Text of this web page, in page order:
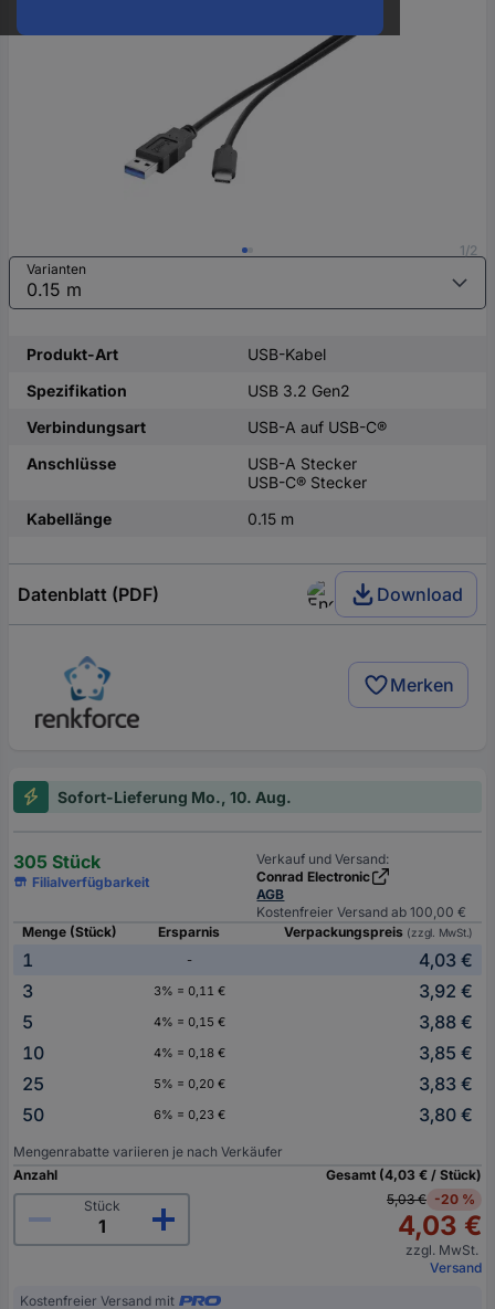
1/2
Varianten
Produkt-Art
USB-Kabel
Spezifikation
USB 3.2 Gen2
Verbindungsart
USB-A auf USB-C®
Anschlüsse
USB-A Stecker
USB-C® Stecker
Kabellänge
0.15 m
Datenblatt (PDF) Download
Merken
Sofort-Lieferung Mo., 10. Aug.
305 Stück
Filialverfügbarkeit
Verkauf und Versand:
Conrad Electronic
AGB
Kostenfreier Versand ab 100,00 €
Menge (Stück)
Ersparnis Verpackungspreis (zzgl. MwSt.)
1 -
4,03 €
3
3% = 0,11 €
3,92 €
5
4% = 0,15 €
3,88 €
10
4% = 0,18 €
3,85 €
25
5% = 0,20 €
3,83 €
50
6% = 0,23 € 3,80 €
Mengenrabatte variieren je nach Verkäufer
Anzahl
Stück
Gesamt (4,03 € / Stück)
5,03 € -20 %
4,03 €
zzgl. MwSt.
Versand
Kostenfreier Versand mit